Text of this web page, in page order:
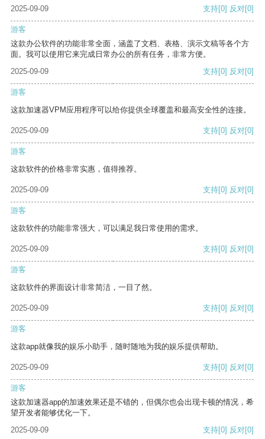
2025-09-09
支持[0] 反对[0]
游客
这款办公软件的功能非常全面，涵盖了文档、表格、演示文稿等各个方
面。我可以使用它来完成日常办公的所有任务，非常方便。
2025-09-09
支持[0] 反对[0]
游客
这款加速器VPM应用程序可以给你提供全球覆盖和最高安全性的连接。
2025-09-09 支持[0] 反对[0]
游客
这款软件的价格非常实惠，值得推荐。
2025-09-09 支持[0] 反对[0]
游客
这款软件的功能非常强大，可以满足我日常使用的需求。
2025-09-09 支持[0] 反对[0]
游客
这款软件的界面设计非常简洁，一目了然。
2025-09-09 支持[0] 反对[0]
游客
这款app就像我的娱乐小助手，随时随地为我的娱乐提供帮助。
2025-09-09 支持[0] 反对[0]
游客
这款加速器app的加速效果还是不错的，但偶尔也会出现卡顿的情况，希
望开发者能够优化一下。
2025-09-09
支持[0] 反对[0]